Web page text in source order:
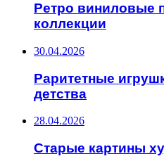
Ретро виниловые
коллекции
30.04.2026
Раритетные
детства
28.04.2026
Старые картины